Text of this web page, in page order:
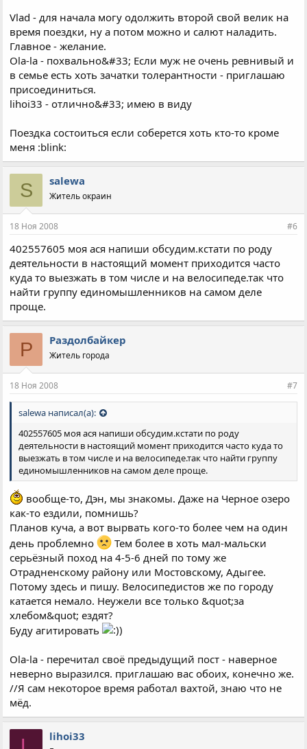
Vlad - для начала могу одолжить второй свой велик на
время поездки, ну а потом можно и салют наладить.
Главное - желание.
Ola-la - похвально&#33; Если муж не очень ревнивый и
в семье есть хоть зачатки толерантности - приглашаю
присоединиться.
lihoi33 - отлично&#33; имею в виду
Поездка состоиться если соберется хоть кто-то кроме
меня :blink:
S salewa
Житель окраин
18 Ноя 2008 #6
402557605 моя ася напиши обсудим.кстати по роду
деятельности в настоящий момент приходится часто
куда то выезжать в том числе и на велосипеде.так что
найти группу единомышленников на самом деле
проще.
Р Раздолбайкер
Житель города
18 Ноя 2008 #7
salewa написал(а):
402557605 моя ася напиши обсудим.кстати по роду
деятельности в настоящий момент приходится часто куда то
выезжать в том числе и на велосипеде.так что найти группу
единомышленников на самом деле проще.
вообще-то, Дэн, мы знакомы. Даже на Черное озеро
как-то ездили, помнишь?
Планов куча, а вот вырвать кого-то более чем на один
день проблемно
Тем более в хоть мал-мальски
серьёзный поход на 4-5-6 дней по тому же
Отрадненскому району или Мостовскому, Адыгее.
Потому здесь и пишу. Велосипедистов же по городу
катается немало. Неужели все только &quot;за
хлебом&quot; ездят?
Буду агитировать
Ola-la - перечитал своё предыдущий пост - наверное
неверно выразился. приглашаю вас обоих, конечно же.
//Я сам некоторое время работал вахтой, знаю что не
мёд.
lihoi33